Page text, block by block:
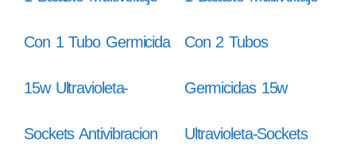
Con 1 Tubo Germicida
15w Ultravioleta-
Sockets Antivibracion
Con 2 Tubos
Germicidas 15w
Ultravioleta-Sockets